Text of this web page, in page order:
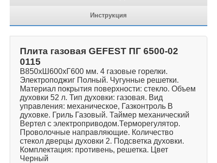
Инструкция
Плита газовая GEFEST ПГ 6500-02
0115
В850хШ600хГ600 мм. 4 газовые горелки.
Электроподжиг Полный. Чугунные решетки.
Материал покрытия поверхности: стекло. Объем
духовки 52 л. Тип духовки: газовая. Вид
управления: механическое, Газконтроль В
духовке. Гриль Газовый. Таймер механический
Вертел с электроприводом.Терморегулятор.
Проволочные направляющие. Количество
стекол дверцы духовки 2. Подсветка духовки.
Комплектация: противень, решетка. Цвет
Черный